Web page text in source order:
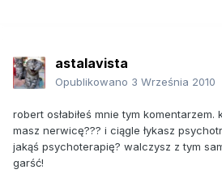
astalavista
Opublikowano 3 Września 2010
robert osłabiłeś mnie tym
masz nerwicę??? i ciągle łykasz
jakąś psychoterapię? walczysz z tym
garść!